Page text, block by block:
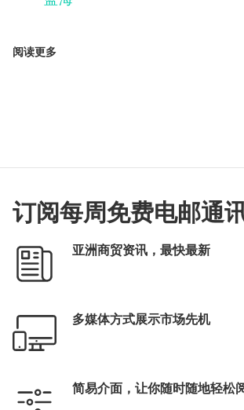
阅读更多
订阅每周免费电邮通
亚洲商贸资讯，最快最新
多媒体方式展示市场先机
简易介面，让你随时随地轻松